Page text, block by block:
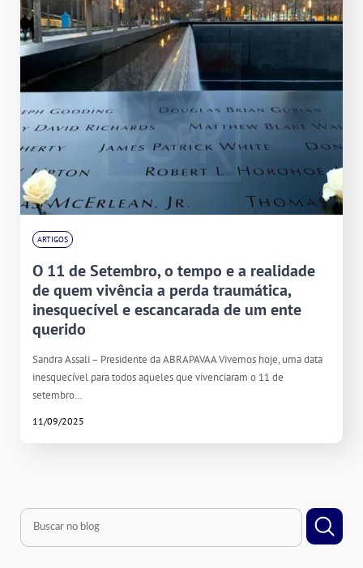
ARTIGOS
O 11 de Setembro, o tempo e a realidade
de quem vivência a perda traumática,
inesquecível e escancarada de um ente
querido
Sandra Assali – Presidente da ABRAPAVAA Vivemos hoje, uma data
inesquecível para todos aqueles que vivenciaram o 11 de
setembro…
11/09/2025